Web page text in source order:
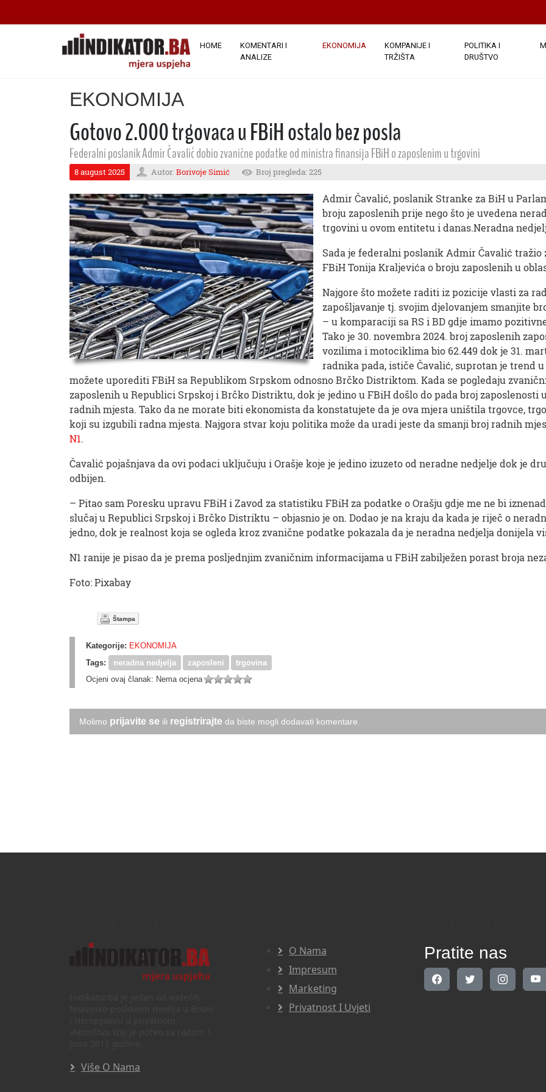
HOME
KOMENTARI I
ANALIZE
EKONOMIJA
KOMPANIJE I
TRŽIŠTA
POLITIKA I
DRUŠTVO
EKONOMIJA
Gotovo 2.000 trgovaca u FBiH ostalo bez posla
Federalni poslanik Admir Čavalić dobio zvanične podatke od ministra finansija FBiH o zaposlenim u trgovini
8 august 2025 Autor: Borivoje Simić Broj pregleda: 225
Admir Čavalić, poslanik Stranke za BiH u
broju zaposlenih prije nego što je uvedena
trgovini u ovom entitetu i danas.Neradna
Sada je federalni poslanik Admir Čavalić
FBiH Tonija Kraljevića o broju zaposlenih u
Najgore što možete raditi iz pozicije vlasti za
zapošljavanje tj. svojim djelovanjem smanjite
– u komparaciji sa RS i BD gdje imamo
Tako je 30. novembra 2024. broj zaposlenih
vozilima i motociklima bio 62.449 dok je 31.
radnika pada, ističe Čavalić, suprotan je trend
možete uporediti FBiH sa Republikom Srpskom odnosno Brčko Distriktom. Kada se pogledaju
zaposlenih u Republici Srpskoj i Brčko Distriktu, dok je jedino u FBiH došlo do pada broj zaposlenosti
radnih mjesta. Tako da ne morate biti ekonomista da konstatujete da je ova mjera uništila trgovce,
koji su izgubili radna mjesta. Najgora stvar koju politika može da uradi jeste da smanji broj radnih
N1.
Čavalić pojašnjava da ovi podaci uključuju i Orašje koje je jedino izuzeto od neradne nedjelje dok je
odbijen.
– Pitao sam Poresku upravu FBiH i Zavod za statistiku FBiH za podatke o Orašju gdje me ne bi
slučaj u Republici Srpskoj i Brčko Distriktu – objasnio je on. Dodao je na kraju da kada je riječ o
jedno, dok je realnost koja se ogleda kroz zvanične podatke pokazala da je neradna nedjelja donijela
N1 ranije je pisao da je prema posljednjim zvaničnim informacijama u FBiH zabilježen porast broja
Foto: Pixabay
Štampa
Kategorije: EKONOMIJA
Tags:
neradna nedjelja zaposleni
trgovina
Ocjeni ovaj članak: Nema ocjena
Molimo prijavite se ili registrirajte da biste mogli dodavati komentare.
Više O Nama
O Nama
Impresum
Marketing
Privatnost I Uvjeti
Pratite nas